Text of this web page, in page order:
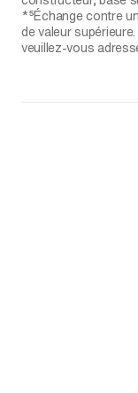
*⁵Échange contre
de valeur
veuillez-vous